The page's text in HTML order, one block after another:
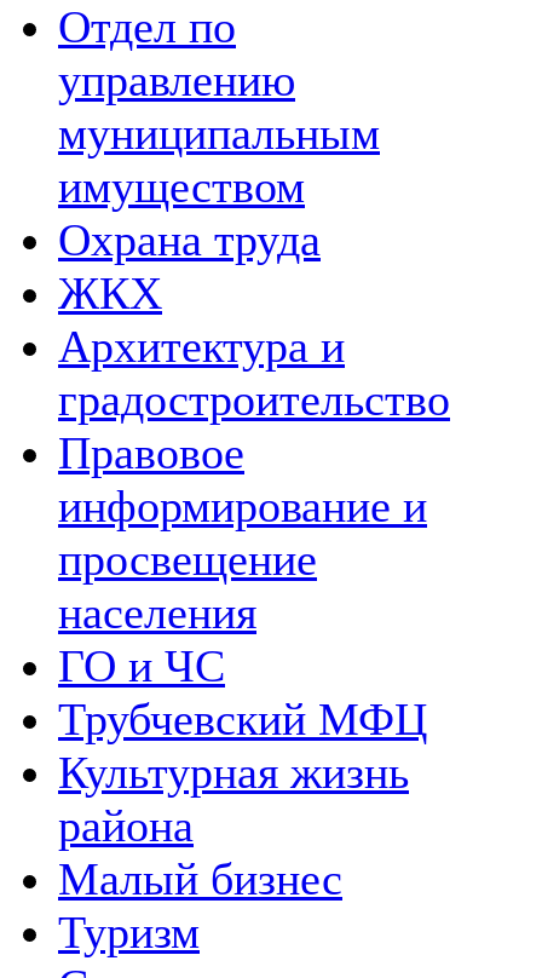
Отдел по
управлению
муниципальным
имуществом
Охрана труда
ЖКХ
Архитектура и
градостроительство
Правовое
информирование и
просвещение
населения
ГО и ЧС
Трубчевский МФЦ
Культурная жизнь
района
Малый бизнес
Туризм